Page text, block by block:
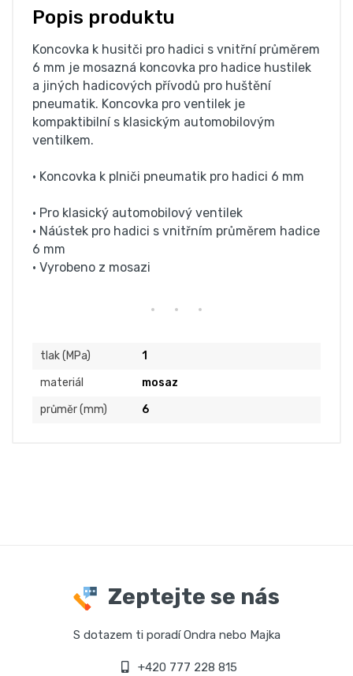
Popis produktu
Koncovka k husitči pro hadici s vnitřní průměrem
6 mm je mosazná koncovka pro hadice hustilek
a jiných hadicových přívodů pro huštění
pneumatik. Koncovka pro ventilek je
kompaktibilní s klasickým automobilovým
ventilkem.
• Koncovka k plniči pneumatik pro hadici 6 mm
• Pro klasický automobilový ventilek
• Náústek pro hadici s vnitřním průměrem hadice
6 mm
• Vyrobeno z mosazi
tlak (MPa)
1
materiál
mosaz
průměr (mm)
6
Zeptejte se nás
S dotazem ti poradí Ondra nebo Majka
+420 777 228 815